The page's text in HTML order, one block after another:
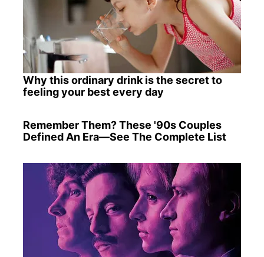
Why this ordinary drink is the secret to
feeling your best every day
Remember Them? These '90s Couples
Defined An Era—See The Complete List